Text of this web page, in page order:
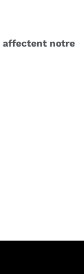
affectent notre